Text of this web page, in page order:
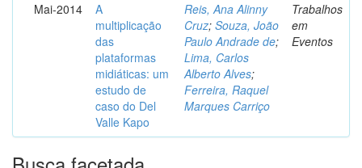
Mai-2014
A
multiplicação
das
plataformas
midiáticas: um
estudo de
caso do Del
Valle Kapo
Reis, Ana Alinny
Cruz; Souza, João
Paulo Andrade de;
Lima, Carlos
Alberto Alves;
Ferreira, Raquel
Marques Carriço
Trabalhos
em
Eventos